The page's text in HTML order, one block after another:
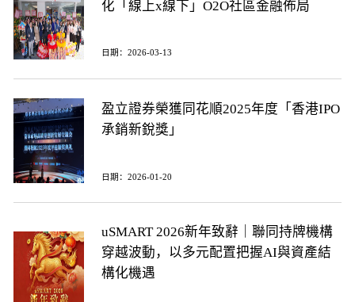
化「線上x線下」O2O社區金融佈局
日期：2026-03-13
盈立證券榮獲同花順2025年度「香港IPO
承銷新銳獎」
日期：2026-01-20
uSMART 2026新年致辭｜聯同持牌機構
穿越波動，以多元配置把握AI與資產結
構化機遇